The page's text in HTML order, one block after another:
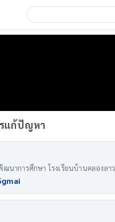
แก้ปัญหา
นาการศึกษา โรงเรียนบ้านคลองลาว